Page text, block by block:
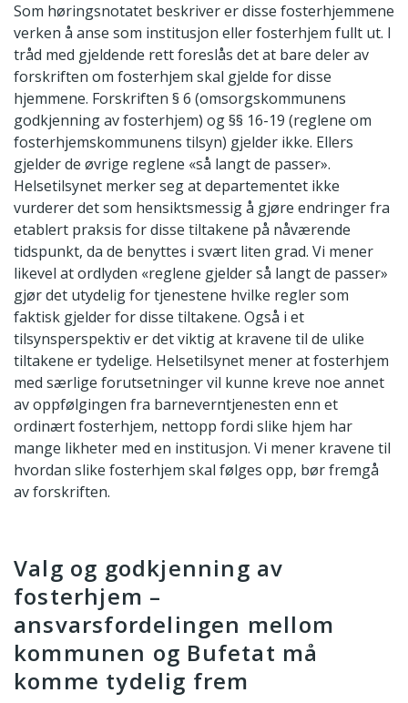
Som høringsnotatet beskriver er disse fosterhjemmene
verken å anse som institusjon eller fosterhjem fullt ut. I
tråd med gjeldende rett foreslås det at bare deler av
forskriften om fosterhjem skal gjelde for disse
hjemmene. Forskriften § 6 (omsorgskommunens
godkjenning av fosterhjem) og §§ 16-19 (reglene om
fosterhjemskommunens tilsyn) gjelder ikke. Ellers
gjelder de øvrige reglene «så langt de passer».
Helsetilsynet merker seg at departementet ikke
vurderer det som hensiktsmessig å gjøre endringer fra
etablert praksis for disse tiltakene på nåværende
tidspunkt, da de benyttes i svært liten grad. Vi mener
likevel at ordlyden «reglene gjelder så langt de passer»
gjør det utydelig for tjenestene hvilke regler som
faktisk gjelder for disse tiltakene. Også i et
tilsynsperspektiv er det viktig at kravene til de ulike
tiltakene er tydelige. Helsetilsynet mener at fosterhjem
med særlige forutsetninger vil kunne kreve noe annet
av oppfølgingen fra barneverntjenesten enn et
ordinært fosterhjem, nettopp fordi slike hjem har
mange likheter med en institusjon. Vi mener kravene til
hvordan slike fosterhjem skal følges opp, bør fremgå
av forskriften.
Valg og godkjenning av
fosterhjem –
ansvarsfordelingen mellom
kommunen og Bufetat må
komme tydelig frem